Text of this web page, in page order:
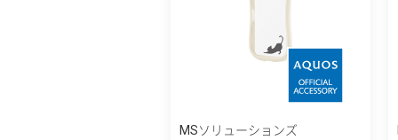
MSソリューションズ